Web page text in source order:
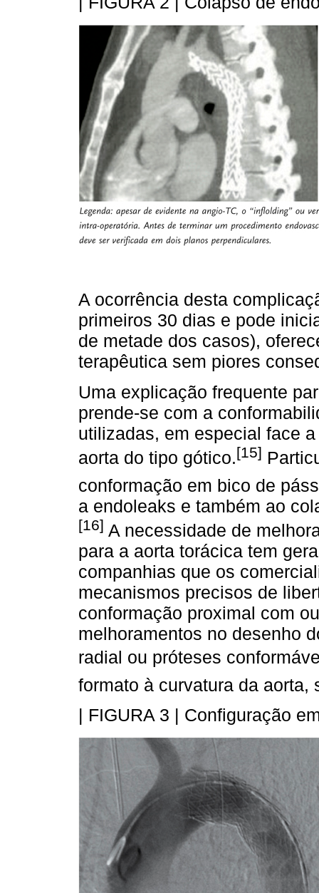
A ocorrência desta
primeiros 30 dias e pode
de metade dos casos),
terapêutica sem piores
Uma explicação frequente
prende-se com a
utilizadas, em especial face
aorta do tipo gótico.[15]
conformação em bico de
a endoleaks e também ao
[16] A necessidade de
para a aorta torácica tem
companhias que os
mecanismos precisos de
conformação proximal com
melhoramentos no desenho
radial ou próteses
formato à curvatura da aorta,
| FIGURA 3 | Configuração